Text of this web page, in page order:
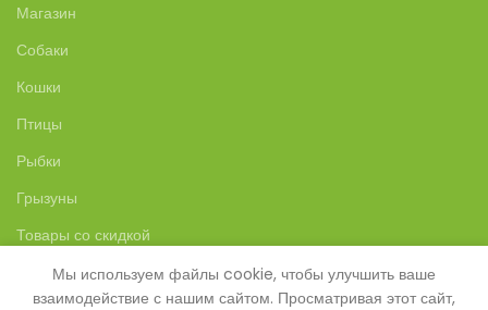
Магазин
Собаки
Кошки
Птицы
Рыбки
Грызуны
Товары со скидкой
КОНТАКТНАЯ ФОРМА
Мы используем файлы cookie, чтобы улучшить ваше
взаимодействие с нашим сайтом. Просматривая этот сайт,